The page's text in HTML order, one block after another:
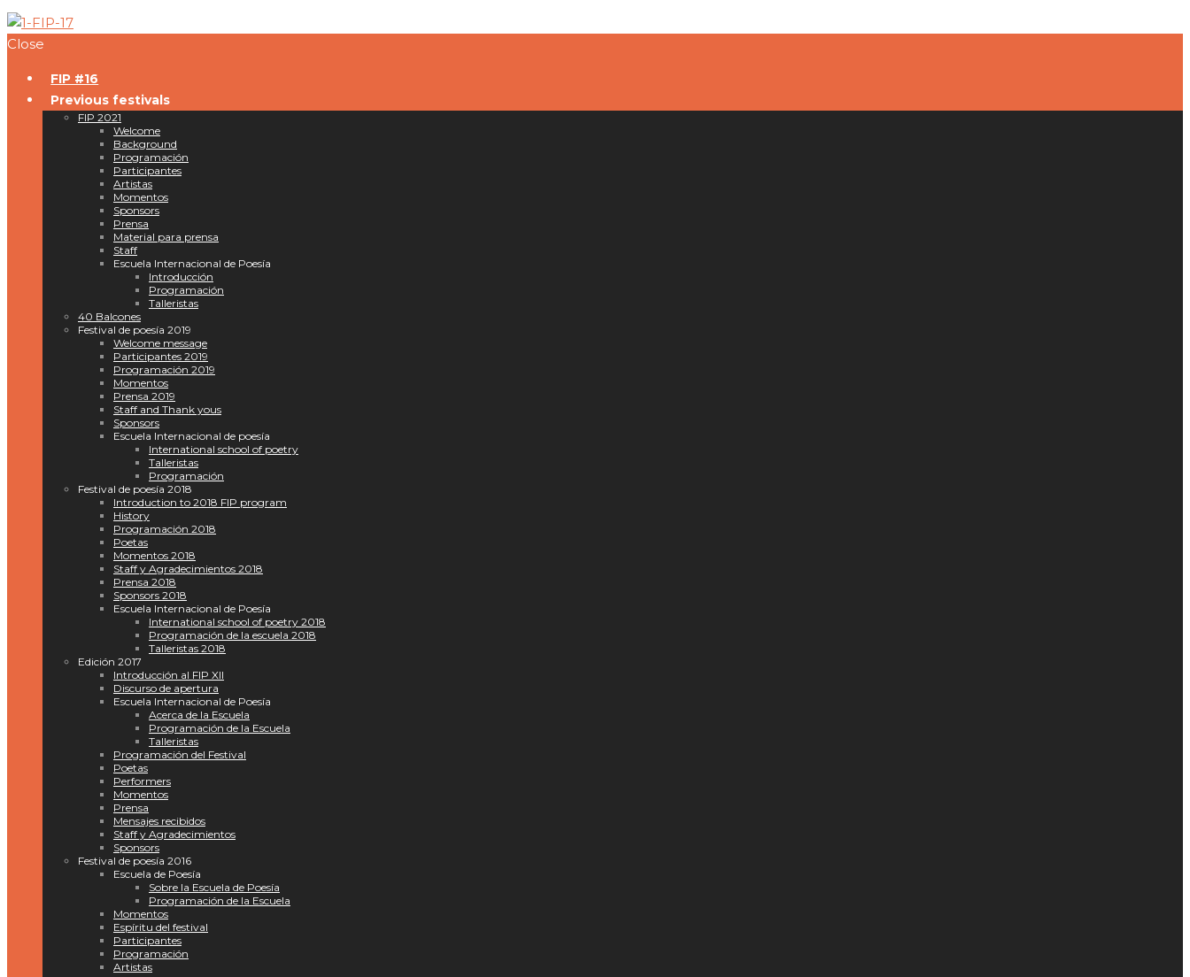
Close
FIP #16
Previous festivals
FIP 2021
Welcome
Background
Programación
Participantes
Artistas
Momentos
Sponsors
Prensa
Material para prensa
Staff
Escuela Internacional de Poesía
Introducción
Programación
Talleristas
40 Balcones
Festival de poesía 2019
Welcome message
Participantes 2019
Programación 2019
Momentos
Prensa 2019
Staff and Thank yous
Sponsors
Escuela Internacional de poesía
International school of poetry
Talleristas
Programación
Festival de poesía 2018
Introduction to 2018 FIP program
History
Programación 2018
Poetas
Momentos 2018
Staff y Agradecimientos 2018
Prensa 2018
Sponsors 2018
Escuela Internacional de Poesía
International school of poetry 2018
Programación de la escuela 2018
Talleristas 2018
Edición 2017
Introducción al FIP XII
Discurso de apertura
Escuela Internacional de Poesía
Acerca de la Escuela
Programación de la Escuela
Talleristas
Programación del Festival
Poetas
Performers
Momentos
Prensa
Mensajes recibidos
Staff y Agradecimientos
Sponsors
Festival de poesía 2016
Escuela de Poesía
Sobre la Escuela de Poesía
Programación de la Escuela
Momentos
Espíritu del festival
Participantes
Programación
Artistas